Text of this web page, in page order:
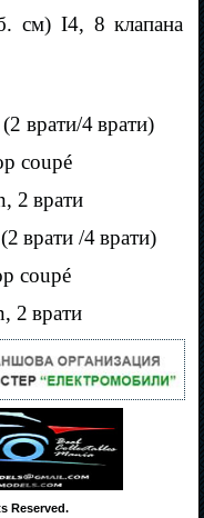
см) I4, 8 клапана
врати/4 врати)
coupé
2 врати
врати /4 врати)
coupé
2 врати
Reserved.